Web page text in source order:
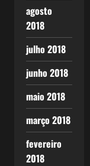
agosto
2018
julho 2018
junho 2018
maio 2018
março 2018
fevereiro
2018